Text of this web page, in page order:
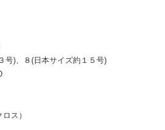
号)、８(日本サイズ約１５号)
ス）